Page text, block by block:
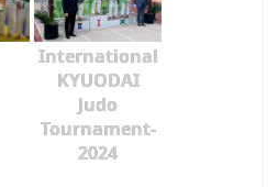
International
KYUODAI
Judo
Tournament-
2024